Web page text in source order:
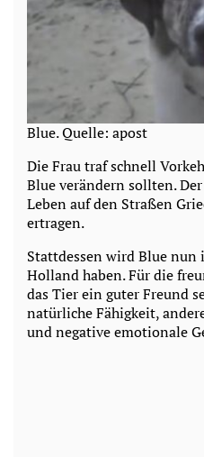
Blue. Quelle: apost
Die Frau traf schnell
Blue verändern sollten.
Leben auf den Straßen
ertragen.
Stattdessen wird Blue nun
Holland haben. Für die
das Tier ein guter Freund
natürliche Fähigkeit,
und negative emotionale